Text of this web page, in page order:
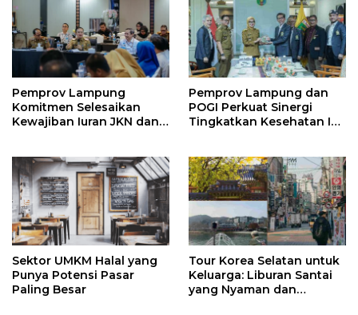
Pemprov Lampung
Komitmen Selesaikan
Kewajiban Iuran JKN dan
Kesehatan
Pemprov Lampung dan
POGI Perkuat Sinergi
Tingkatkan Kesehatan Ibu
Sektor UMKM Halal yang
Punya Potensi Pasar
Paling Besar
Tour Korea Selatan untuk
Keluarga: Liburan Santai
yang Nyaman dan